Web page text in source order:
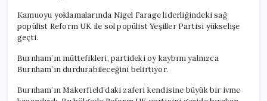
Kamuoyu yoklamalarında Nigel Farage liderliğindeki sağ
popülist Reform UK ile sol popülist Yeşiller Partisi yükselişe
geçti.
Burnham’ın müttefikleri, partideki oy kaybını yalnızca
Burnham’ın durdurabileceğini belirtiyor.
Burnham’ın Makerfield’daki zaferi kendisine büyük bir ivme